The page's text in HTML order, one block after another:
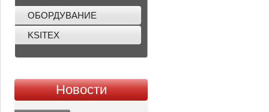
ОБОРДУВАНИЕ
KSITEX
Новости